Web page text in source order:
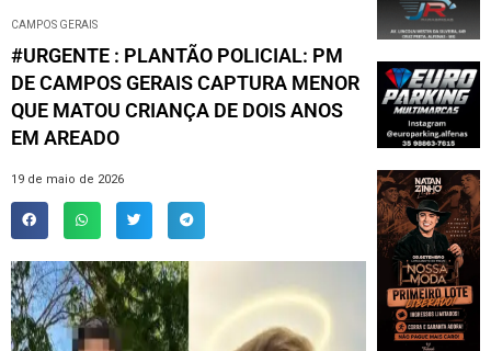
CAMPOS GERAIS
#URGENTE : PLANTÃO POLICIAL: PM
DE CAMPOS GERAIS CAPTURA MENOR
QUE MATOU CRIANÇA DE DOIS ANOS
EM AREADO
19 de maio de 2026